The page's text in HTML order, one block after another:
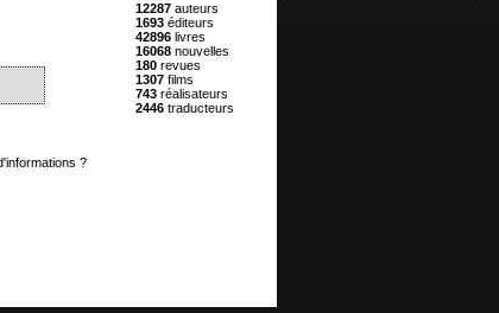
?
12287 auteurs
1693 éditeurs
42896 livres
16068 nouvelles
180 revues
1307 films
743 réalisateurs
2446 traducteurs